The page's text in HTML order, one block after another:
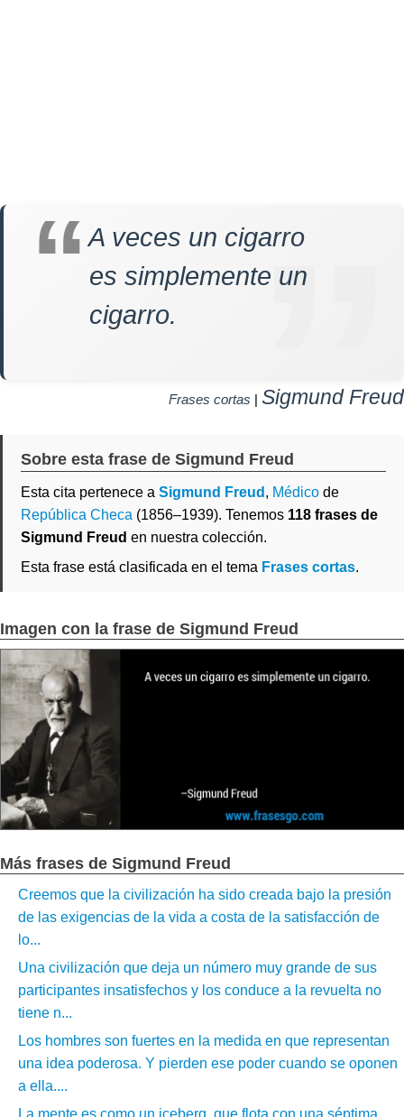
A veces un cigarro
es simplemente un
cigarro.
Frases cortas | Sigmund Freud
Sobre esta frase de Sigmund Freud
Esta cita pertenece a Sigmund Freud , Médico de
República Checa (1856–1939). Tenemos 118 frases de
Sigmund Freud en nuestra colección.
Esta frase está clasificada en el tema Frases cortas.
Imagen con la frase de Sigmund Freud
Más frases de Sigmund Freud
Creemos que la civilización ha sido creada bajo la presión
de las exigencias de la vida a costa de la satisfacción de
lo...
Una civilización que deja un número muy grande de sus
participantes insatisfechos y los conduce a la revuelta no
tiene n...
Los hombres son fuertes en la medida en que representan
una idea poderosa. Y pierden ese poder cuando se oponen
a ella....